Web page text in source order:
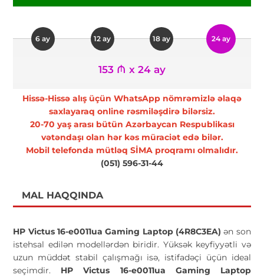
6 ay 12 ay 18 ay 24 ay
153 ₼ x 24 ay
Hissə-Hissə alış üçün WhatsApp nömrəmizlə əlaqə
saxlayaraq online rəsmiləşdirə bilərsiz.
20-70 yaş arası bütün Azərbaycan Respublikası
vətəndaşı olan hər kəs müraciət edə bilər.
Mobil telefonda mütləq SİMA proqramı olmalıdır.
(051) 596-31-44
MAL HAQQINDA
HP Victus 16-e0011ua Gaming Laptop (4R8C3EA)ən son
istehsal edilən modellərdən biridir. Yüksək keyfiyyətli və
uzun müddət stabil çalışmağı isə, istifadəçi üçün ideal
seçimdir. HP Victus 16-e0011ua Gaming Laptop